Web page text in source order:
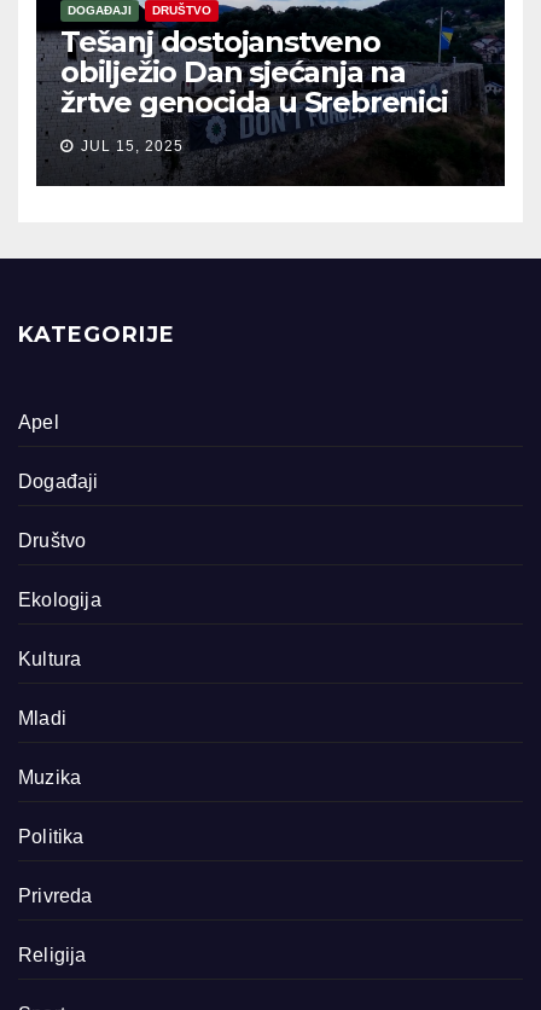
DOGAĐAJI DRUŠTVO
Tešanj dostojanstveno
obilježio Dan sjećanja na
žrtve genocida u Srebrenici
JUL 15, 2025
KATEGORIJE
Apel
Događaji
Društvo
Ekologija
Kultura
Mladi
Muzika
Politika
Privreda
Religija